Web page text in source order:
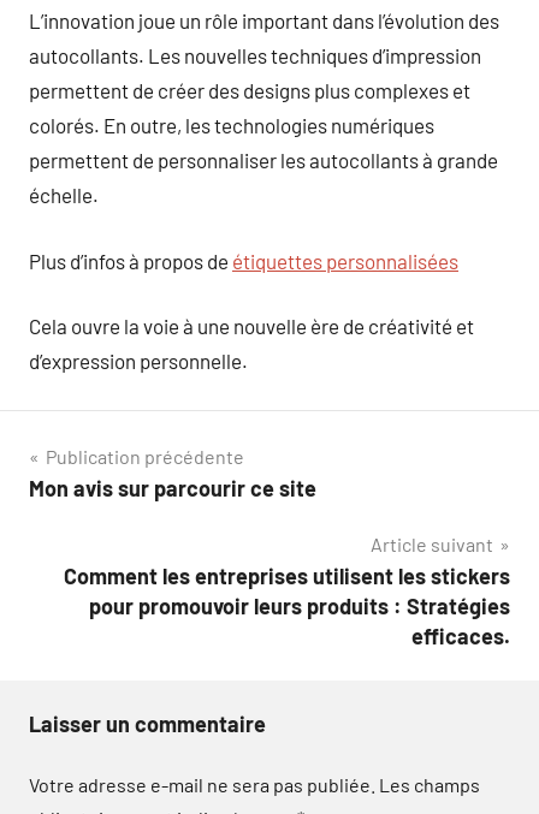
L’innovation joue un rôle important dans l’évolution des
autocollants. Les nouvelles techniques d’impression
permettent de créer des designs plus complexes et
colorés. En outre, les technologies numériques
permettent de personnaliser les autocollants à grande
échelle.
Plus d’infos à propos de étiquettes personnalisées
Cela ouvre la voie à une nouvelle ère de créativité et
d’expression personnelle.
Navigation
de
Publication précédente
Mon avis sur parcourir ce site
Article suivant
Comment les entreprises utilisent les stickers
pour promouvoir leurs produits : Stratégies
efficaces.
Laisser un commentaire
Votre adresse e-mail ne sera pas publiée. Les champs